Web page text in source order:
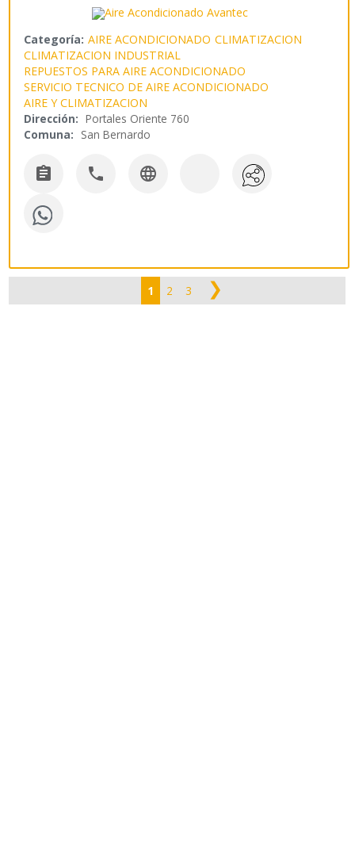
Categoría: AIRE ACONDICIONADO CLIMATIZACION
CLIMATIZACION INDUSTRIAL
REPUESTOS PARA AIRE ACONDICIONADO
SERVICIO TECNICO DE AIRE ACONDICIONADO
AIRE Y CLIMATIZACION
Dirección: Portales Oriente 760
Comuna: San Bernardo
  
1 2 3 ❯